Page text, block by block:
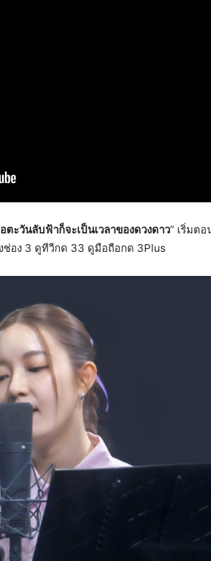
ตะวันลับฟ้าก็จะเป็นเวลาของดวงดาว” เริ่มต
ช่อง 3 ดูทีวีกด 33 ดูมือถือกด 3Plus